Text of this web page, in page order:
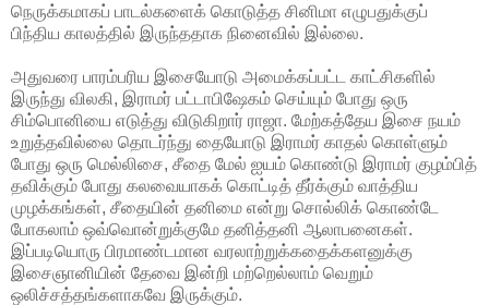
நெருக்கமாகப் பாடல்களைக் கொடுத்த சினிமா எழுபதுக்குப்
பிந்திய காலத்தில் இருந்ததாக நினைவில் இல்லை.
அதுவரை பாரம்பரிய இசையோடு அமைக்கப்பட்ட காட்சிகளில்
இருந்து விலகி, இராமர் பட்டாபிஷேகம் செய்யும் போது ஒரு
சிம்பொனியை எடுத்து விடுகிறார் ராஜா. மேற்கத்தேய இசை நயம்
உறுத்தவில்லை தொடர்ந்து தையோடு இராமர் காதல் கொள்ளும்
போது ஒரு மெல்லிசை, சீதை மேல் ஐயம் கொண்டு இராமர் குழம்பித்
தவிக்கும் போது கலவையாகக் கொட்டித் தீர்க்கும் வாத்திய
முழக்கங்கள், சீதையின் தனிமை என்று சொல்லிக் கொண்டே
போகலாம் ஒவ்வொன்றுக்குமே தனித்தனி ஆலாபனைகள்.
இப்படியொரு பிரமாண்டமான வரலாற்றுக்கதைக்களனுக்கு
இசைஞானியின் தேவை இன்றி மற்றெல்லாம் வெறும்
ஒலிச்சத்தங்களாகவே இருக்கும்.